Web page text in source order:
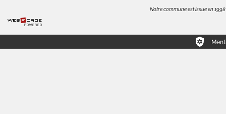
Notre commune est issue en